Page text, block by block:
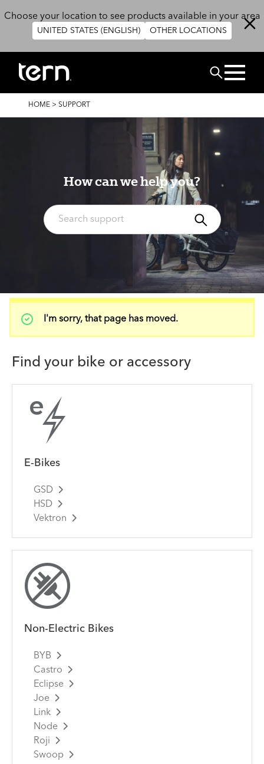
Choose your location to see products available in your area
UNITED STATES (ENGLISH) OTHER LOCATIONS
BUSCAR
BREADCRUMB
HOME > SUPPORT
How can we help you?
BUSCAR
Status I'm sorry, that page has moved.
Find your bike or accessory
E-Bikes
GSD
HSD
Vektron
Non-Electric Bikes
BYB
Castro
Eclipse
Joe
Link
Node
Roji
Swoop